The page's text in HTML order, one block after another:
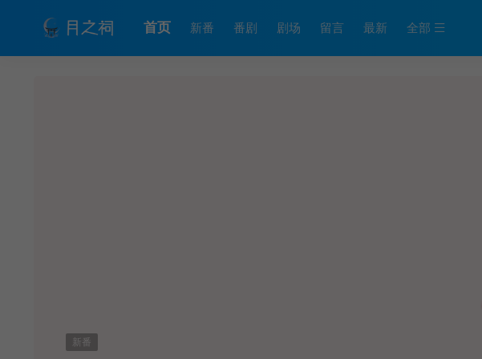
首页 新番 番剧 剧场 留言 最新 全部
新番